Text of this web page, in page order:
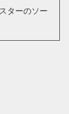
ターのソー